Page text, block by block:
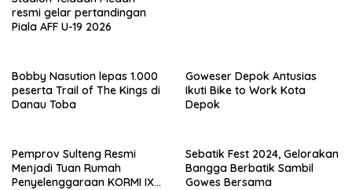
resmi gelar pertandingan
Piala AFF U-19 2026
Bobby Nasution lepas 1.000
peserta Trail of The Kings di
Danau Toba
Goweser Depok Antusias
Ikuti Bike to Work Kota
Depok
Pemprov Sulteng Resmi
Menjadi Tuan Rumah
Penyelenggaraan KORMI IX
Sebatik Fest 2024, Gelorakan
Bangga Berbatik Sambil
Gowes Bersama